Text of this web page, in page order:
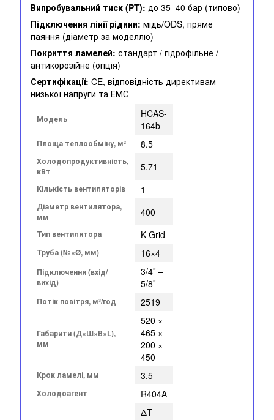
Випробувальний тиск (PT): до 35–40 бар (типово)
Підключення лінії рідини: мідь/ODS, пряме
паяння (діаметр за моделлю)
Покриття ламелей: стандарт / гідрофільне /
антикорозійне (опція)
Сертифікації: CE, відповідність директивам
низької напруги та ЕМС
Модель
HCAS-
164b
Площа теплообміну, м² 8.5
Холодопродуктивність,
кВт
5.71
Кількість вентиляторів 1
Діаметр вентилятора,
мм
400
Тип вентилятора K-Grid
Труба (№×Ø, мм) 16×4
Підключення (вхід/
вихід)
3/4″ –
5/8″
Потік повітря, м³/год 2519
Габарити (Д×Ш×В×L),
мм
520 ×
465 ×
200 ×
450
Крок ламелі, мм 3.5
Холодоагент
R404A
ΔT =